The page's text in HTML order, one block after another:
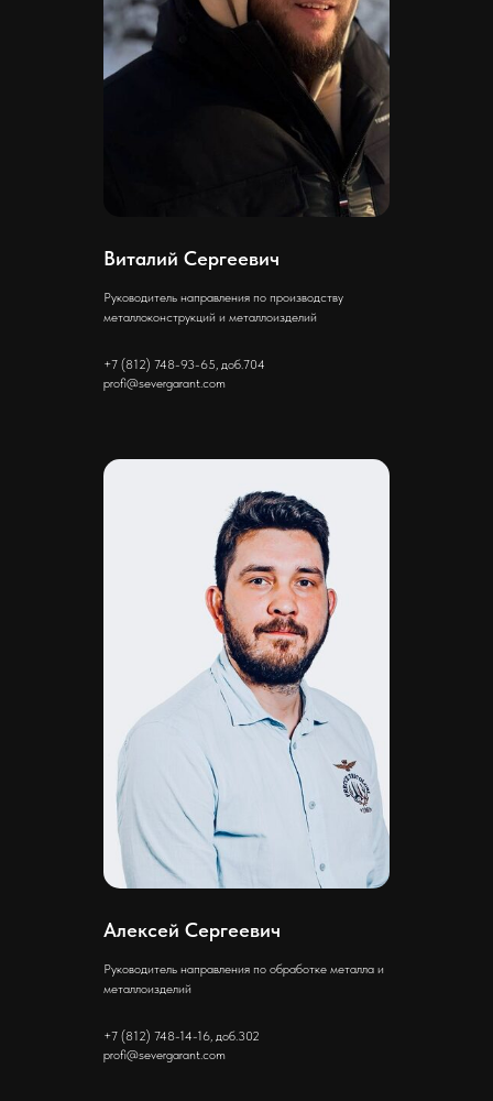
Виталий Сергеевич
Руководитель направления по производству
металлоконструкций и металлоизделий
+7 (812) 748-93-65, доб.704
profi@severgarant.com
Алексей Сергеевич
Руководитель направления по обработке металла и
металлоизделий
+7 (812) 748-14-16, доб.302
profi@severgarant.com